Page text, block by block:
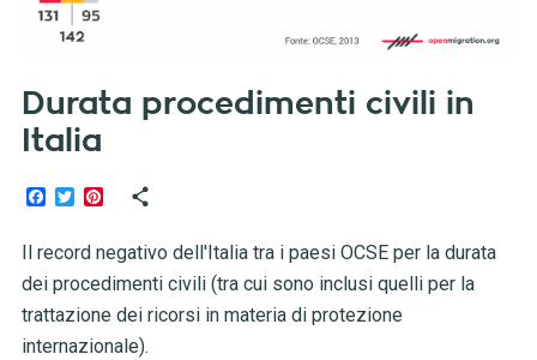
Durata procedimenti civili in
Italia
Facebook
TwitterPinterest
Il record negativo dell'Italia tra i paesi OCSE per la durata
dei procedimenti civili (tra cui sono inclusi quelli per la
trattazione dei ricorsi in materia di protezione
internazionale).